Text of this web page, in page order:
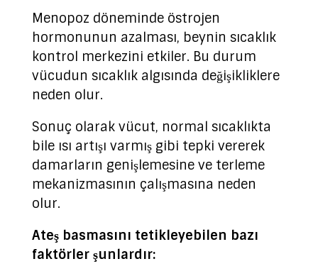
Menopoz döneminde östrojen
hormonunun azalması, beynin sıcaklık
kontrol merkezini etkiler. Bu durum
vücudun sıcaklık algısında değişikliklere
neden olur.
Sonuç olarak vücut, normal sıcaklıkta
bile ısı artışı varmış gibi tepki vererek
damarların genişlemesine ve terleme
mekanizmasının çalışmasına neden
olur.
Ateş basmasını tetikleyebilen bazı
faktörler şunlardır: